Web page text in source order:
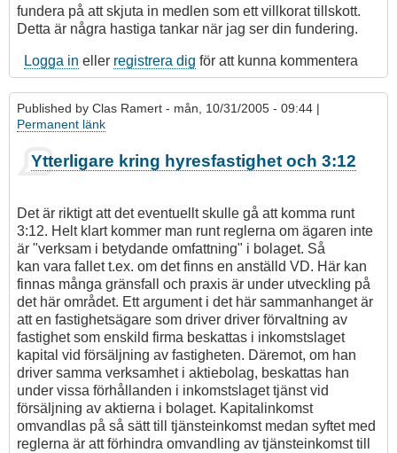
fundera på att skjuta in medlen som ett villkorat tillskott.
Detta är några hastiga tankar när jag ser din fundering.
Logga in eller registrera dig för att kunna kommentera
Published by Clas Ramert - mån, 10/31/2005 - 09:44 |
Permanent länk
Som
svar
Svar
Hyresfastighet
av
Magnus
Ytterligare kring hyresfastighet och 3:12
Det är riktigt att det eventuellt skulle gå att komma runt
3:12. Helt klart kommer man runt reglerna om ägaren inte
är "verksam i betydande omfattning" i bolaget. Så
kan vara fallet t.ex. om det finns en anställd VD. Här kan
finnas många gränsfall och praxis är under utveckling på
det här området. Ett argument i det här sammanhanget är
att en fastighetsägare som driver driver förvaltning av
fastighet som enskild firma beskattas i inkomstslaget
kapital vid försäljning av fastigheten. Däremot, om han
driver samma verksamhet i aktiebolag, beskattas han
under vissa förhållanden i inkomstslaget tjänst vid
försäljning av aktierna i bolaget. Kapitalinkomst
omvandlas på så sätt till tjänsteinkomst medan syftet med
reglerna är att förhindra omvandling av tjänsteinkomst till